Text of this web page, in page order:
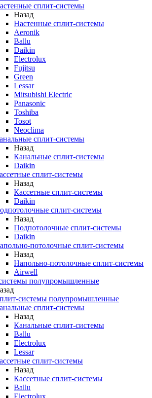
сплит-системы
Назад
Настенные сплит-системы
Aeronik
Ballu
Daikin
Electrolux
Fujitsu
Green
Lessar
Mitsubishi Electric
Panasonic
Toshiba
Tosot
Neoclima
сплит-системы
Назад
Канальные сплит-системы
Daikin
сплит-системы
Назад
Кассетные сплит-системы
Daikin
сплит-системы
Назад
Подпотолочные сплит-системы
Daikin
потолочные сплит-системы
Назад
Напольно-потолочные сплит-системы
Airwell
полупромышленные
системы полупромышленные
сплит-системы
Назад
Канальные сплит-системы
Ballu
Electrolux
Lessar
сплит-системы
Назад
Кассетные сплит-системы
Ballu
Electrolux